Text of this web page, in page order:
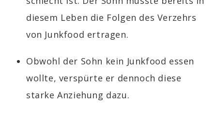
diesem Leben die Folgen des Verzehrs
von Junkfood ertragen.
Obwohl der Sohn kein Junkfood essen
wollte, verspürte er dennoch diese
starke Anziehung dazu.